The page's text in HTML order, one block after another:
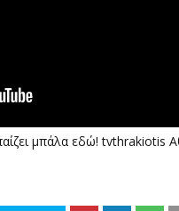
μπάλα εδώ! tvthrakiotis